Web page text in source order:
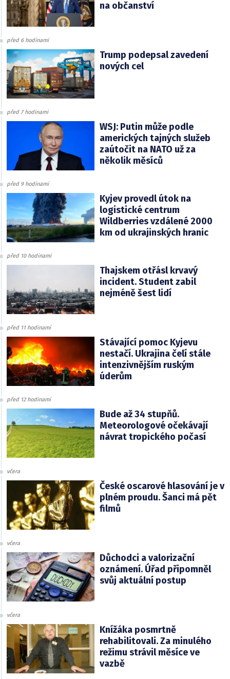
na občanství
před 6 hodinami
Trump podepsal zavedení
nových cel
před 7 hodinami
WSJ: Putin může podle
amerických tajných služeb
zaútočit na NATO už za
několik měsíců
před 9 hodinami
Kyjev provedl útok na
logistické centrum
Wildberries vzdálené 2000
km od ukrajinských hranic
před 10 hodinami
Thajskem otřásl krvavý
incident. Student zabil
nejméně šest lidí
před 11 hodinami
Stávající pomoc Kyjevu
nestačí. Ukrajina čelí stále
intenzivnějším ruským
úderům
před 12 hodinami
Bude až 34 stupňů.
Meteorologové očekávají
návrat tropického počasí
včera
České oscarové hlasování je v
plném proudu. Šanci má pět
filmů
včera
Důchodci a valorizační
oznámení. Úřad připomněl
svůj aktuální postup
včera
Knížáka posmrtně
rehabilitovali. Za minulého
režimu strávil měsíce ve
vazbě